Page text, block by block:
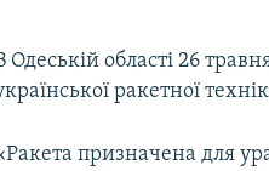
Одеській області 26
ракетної
призначена для